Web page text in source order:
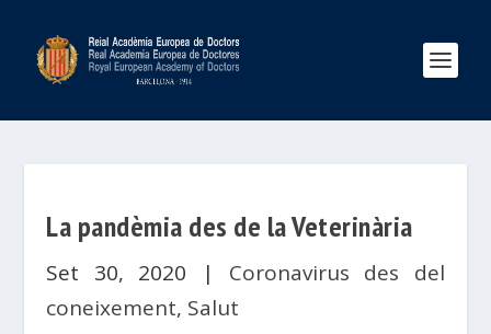
La pandèmia des de la Veterinària
Set 30, 2020 | Coronavirus des del
coneixement, Salut